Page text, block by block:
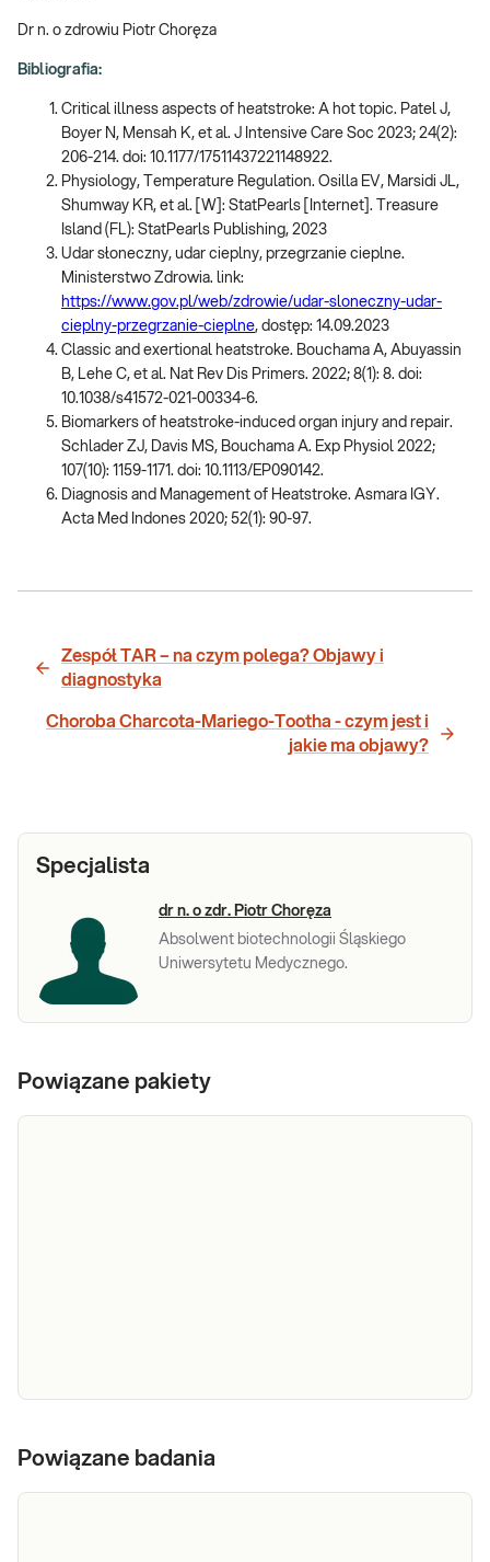
Dr n. o zdrowiu Piotr Choręza
Bibliografia:
Critical illness aspects of heatstroke: A hot topic. Patel J,
Boyer N, Mensah K, et al. J Intensive Care Soc 2023; 24(2):
206-214. doi: 10.1177/17511437221148922.
Physiology, Temperature Regulation. Osilla EV, Marsidi JL,
Shumway KR, et al. [W]: StatPearls [Internet]. Treasure
Island (FL): StatPearls Publishing, 2023
Udar słoneczny, udar cieplny, przegrzanie cieplne.
Ministerstwo Zdrowia. link:
https://www.gov.pl/web/zdrowie/udar-sloneczny-udar-
cieplny-przegrzanie-cieplne, dostęp: 14.09.2023
Classic and exertional heatstroke. Bouchama A, Abuyassin
B, Lehe C, et al. Nat Rev Dis Primers. 2022; 8(1): 8. doi:
10.1038/s41572-021-00334-6.
Biomarkers of heatstroke-induced organ injury and repair.
Schlader ZJ, Davis MS, Bouchama A. Exp Physiol 2022;
107(10): 1159-1171. doi: 10.1113/EP090142.
Diagnosis and Management of Heatstroke. Asmara IGY.
Acta Med Indones 2020; 52(1): 90-97.
Zespół TAR – na czym polega? Objawy i
diagnostyka
Choroba Charcota-Mariego-Tootha - czym jest i
jakie ma objawy?
Specjalista
dr n. o zdr. Piotr Choręza
Absolwent biotechnologii Śląskiego
Uniwersytetu Medycznego.
Powiązane pakiety
kontrolny dla
Powiązane badania